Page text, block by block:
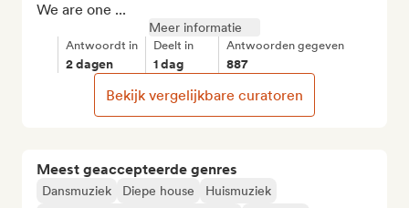
Meest geaccepteerde genres
Dansmuziek Diepe house
Huismuziek
We are one ...
Meer informatie
Antwoordt in
2 dagen
Deelt in
1 dag
Antwoorden gegeven
887
Bekijk vergelijkbare curatoren